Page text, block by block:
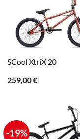
SCool XtriX 20
259,00€
-19%